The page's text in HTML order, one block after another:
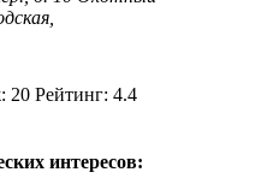
20 Рейтинг: 4.4
интересов: